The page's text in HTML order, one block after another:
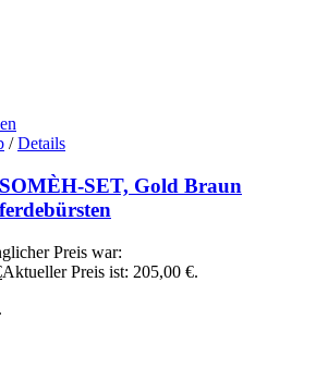
/ Details
SET, Gold Braun
Preis war:
Aktueller Preis ist: 205,00 €.